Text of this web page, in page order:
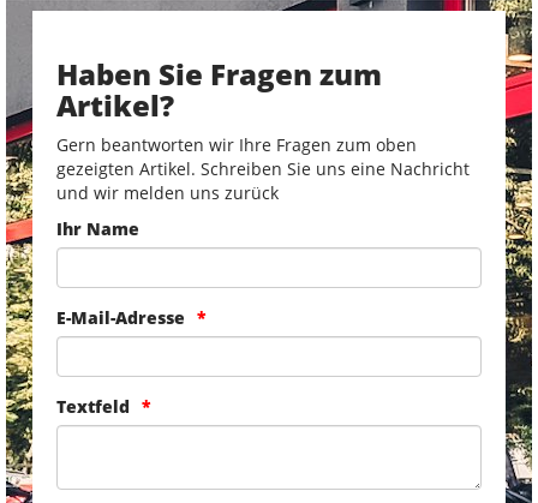
Haben Sie Fragen zum
Artikel?
Gern beantworten wir Ihre Fragen zum oben
gezeigten Artikel. Schreiben Sie uns eine Nachricht
und wir melden uns zurück
Ihr Name
E-Mail-Adresse
Textfeld